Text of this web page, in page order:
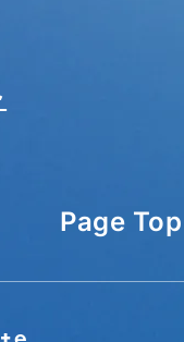
Page Top